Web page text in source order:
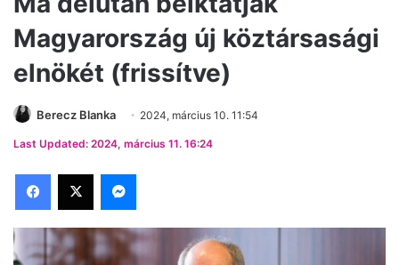
Magyarország új köztársasági
elnökét (frissítve)
Berecz Blanka 2024, március 10. 11:54
Last Updated: 2024, március 11. 16:24
Facebook
X Messenger